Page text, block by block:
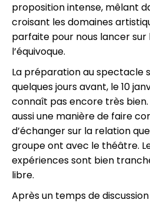
proposition intense, mêlant
croisant les domaines
parfaite pour nous lancer
l’équivoque.
La préparation au spectacle
quelques jours avant, le 10
connaît pas encore très
aussi une manière de faire
d’échanger sur la relation
groupe ont avec le théâtre.
expériences sont bien
libre.
Après un temps de